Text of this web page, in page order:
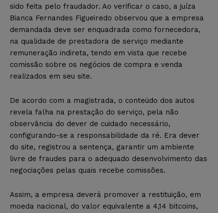
sido feita pelo fraudador. Ao verificar o caso, a juíza
Bianca Fernandes Figueiredo observou que a empresa
demandada deve ser enquadrada como fornecedora,
na qualidade de prestadora de serviço mediante
remuneração indireta, tendo em vista que recebe
comissão sobre os negócios de compra e venda
realizados em seu site.
De acordo com a magistrada, o conteúdo dos autos
revela falha na prestação do serviço, pela não
observância do dever de cuidado necessário,
configurando-se a responsabilidade da ré. Era dever
do site, registrou a sentença, garantir um ambiente
livre de fraudes para o adequado desenvolvimento das
negociações pelas quais recebe comissões.
Assim, a empresa deverá promover a restituição, em
moeda nacional, do valor equivalente a 4,14 bitcoins,